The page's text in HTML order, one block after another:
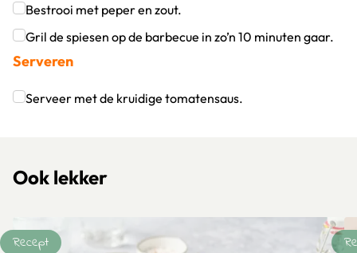
Klik om dit selectievakje aan te vinken
Bestrooi met peper en zout.
Klik om dit selectievakje aan te vinken
Gril de spiesen op de barbecue in zo’n 10 minuten gaar.
Klik om dit selectievakje aan te vinken
Serveren
Serveer met de kruidige tomatensaus.
Ook lekker
Recept